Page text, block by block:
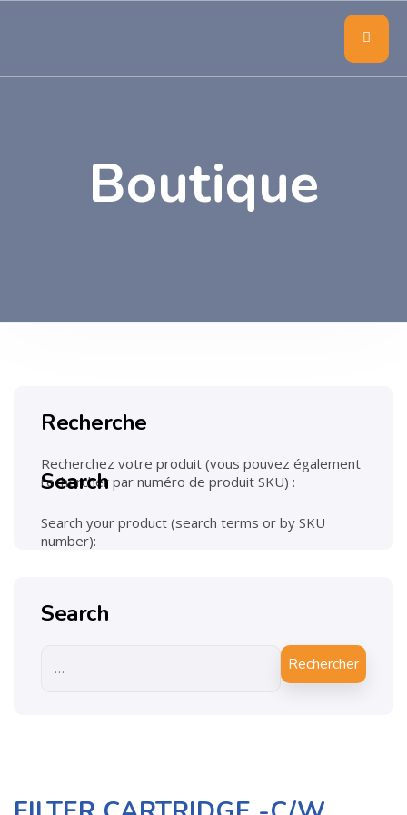
Boutique
Recherche
Recherchez votre produit (vous pouvez également
rechercher par numéro de produit SKU) :
Search
Search your product (search terms or by SKU
number):
Search
Rechercher